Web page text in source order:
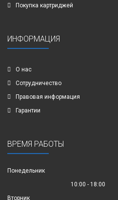
Покупка картриджей
ИНФОРМАЦИЯ
О нас
Сотрудничество
Правовая информация
Гарантии
ВРЕМЯ РАБОТЫ
Понедельник
10:00 - 18:00
Вторник